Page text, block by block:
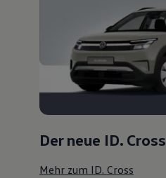
Der neue ID. Cross
Mehr zum ID. Cross